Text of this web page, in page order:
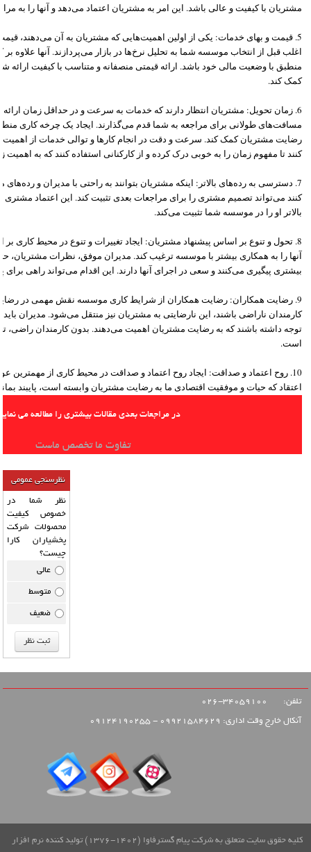
مشتریان با کیفیت و عالی باشد. این امر به مشتریان اعتماد می‌دهد و آنها را به
5. قیمت و بهای خدمات: یکی از اولین اهمیت‌هایی که مشتریان به آن می‌دهند،
اغلب قبل از انتخاب موسسه شما به تحلیل نرخ‌ها در بازار می‌پردازند. آنها علاوه
منطبق با وضعیت مالی خود باشد. ارائه قیمتی منصفانه و متناسب با کیفیت
کمک کند.
6. زمان تحویل: مشتریان انتظار دارند که خدمات به سرعت و در حداقل زمان
مسافت‌های طولانی برای مراجعه به شما قدم می‌گذارند. ایجاد یک چرخه کاری
رضایت مشتریان کمک کند. سرعت و دقت در انجام کارها و توالی خدمات از اهمیت
کنند تا مفهوم زمان را به خوبی درک کرده و از کارکنانی استفاده کنند که به اهمیت
7. دسترسی به رده‌های بالاتر: اینکه مشتریان بتوانند به راحتی با مدیران و رده‌های
کنند می‌تواند تصمیم مشتری را برای مراجعات بعدی تثبیت کند. این اعتماد مشتری
بالاتر او را در موسسه شما تثبیت می‌کند.
8. تحول و تنوع بر اساس پیشنهاد مشتریان: ایجاد تغییرات و تنوع در محیط کاری
آنها را به همکاری بیشتر با موسسه ترغیب کند. مدیران موفق، نظرات مشتریان،
بیشتری پیگیری می‌کنند و سعی در اجرای آنها دارند. این اقدام می‌تواند راهی
9. رضایت همکاران: رضایت همکاران از شرایط کاری موسسه نقش مهمی در
کارمندان ناراضی باشند، این نارضایتی به مشتریان نیز منتقل می‌شود. مدیران
توجه داشته باشند که به رضایت مشتریان اهمیت می‌دهند. بدون کارمندان
است.
10. روح اعتماد و صداقت: ایجاد روح اعتماد و صداقت در محیط کاری از مهمترین
اعتقاد که حیات و موفقیت اقتصادی ما به رضایت مشتریان وابسته است، پایبند
در مراجعات بعدی مقالات بیشتری را مطالعه می
تفاوت ما تخصص ماست
نظرسنجی عمومی
نظر شما در
خصوص کیفیت
محصولات شرکت
پخشیاران کارا
چیست؟
عالی
متوسط
ضعیف
تلفن:
آنکال خارج وقت اداری: 09921584629 - 09124190255
کلیه حقوق سایت متعلق به شرکت پیام گسترفاوا (1402-1376) تولید کننده نرم افزار